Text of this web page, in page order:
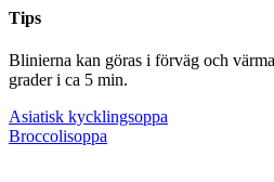
Tips
Blinierna kan göras i förväg och
grader i ca 5 min.
Inläggsnavigering
Asiatisk kycklingsoppa
Broccolisoppa